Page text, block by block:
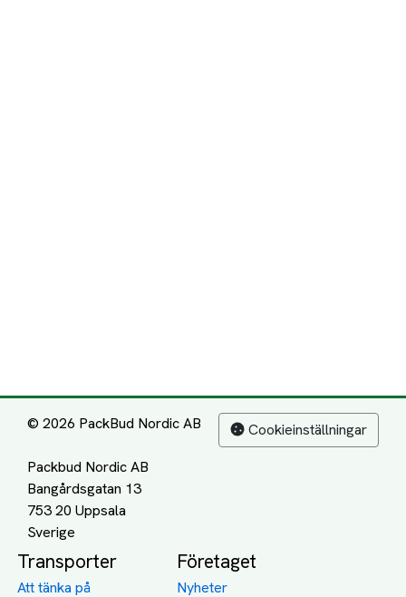
© 2026 PackBud Nordic AB
Packbud Nordic AB
Bangårdsgatan 13
753 20 Uppsala
Cookieinställningar
Transporter
Att tänka på
Företaget
Nyheter